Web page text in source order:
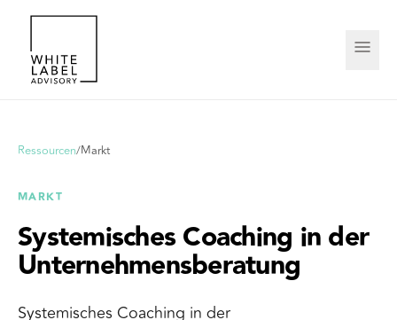
Ressourcen/Markt
MARKT
Systemisches Coaching in der
Unternehmensberatung
Systemisches Coaching in der